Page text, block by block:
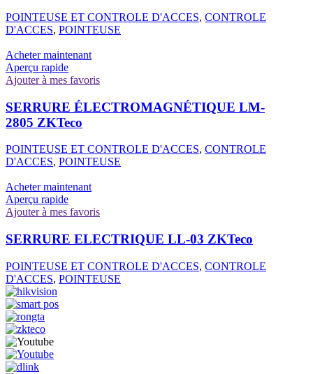
POINTEUSE ET CONTROLE D'ACCES, CONTROLE
D'ACCES, POINTEUSE
Acheter maintenant
Aperçu rapide
Ajouter à mes favoris
SERRURE ÉLECTROMAGNÉTIQUE LM-
2805 ZKTeco
POINTEUSE ET CONTROLE D'ACCES, CONTROLE
D'ACCES, POINTEUSE
Acheter maintenant
Aperçu rapide
Ajouter à mes favoris
SERRURE ELECTRIQUE LL-03 ZKTeco
POINTEUSE ET CONTROLE D'ACCES, CONTROLE
D'ACCES, POINTEUSE